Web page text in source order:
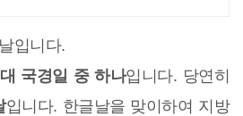
입니다.
국경일 중 하나입니다. 당연히
입니다. 한글날을 맞이하여 지방